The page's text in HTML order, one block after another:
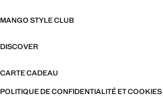
MANGO STYLE CLUB
DISCOVER
CARTE CADEAU
POLITIQUE DE CONFIDENTIALITÉ ET COOKIES